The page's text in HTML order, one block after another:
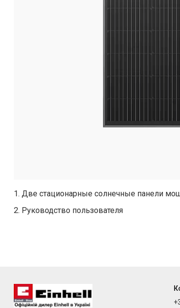
1. Две стационарные солнечные панели
2. Руководство пользователя